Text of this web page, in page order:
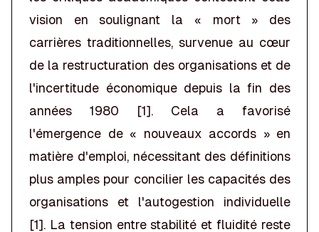
vision en soulignant la « mort » des
carrières traditionnelles, survenue au cœur
de la restructuration des organisations et de
l'incertitude économique depuis la fin des
années 1980 [1]. Cela a favorisé
l'émergence de « nouveaux accords » en
matière d'emploi, nécessitant des définitions
plus amples pour concilier les capacités des
organisations et l'autogestion individuelle
[1]. La tension entre stabilité et fluidité reste